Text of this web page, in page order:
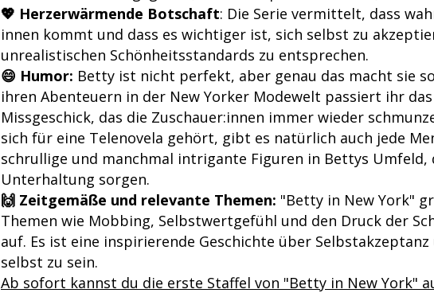
💖 Herzerwärmende Botschaft: Die Serie vermittelt, dass
innen kommt und dass es wichtiger ist, sich selbst zu
unrealistischen Schönheitsstandards zu entsprechen.
😄 Humor: Betty ist nicht perfekt, aber genau das macht sie
ihren Abenteuern in der New Yorker Modewelt passiert ihr
Missgeschick, das die Zuschauer:innen immer wieder
sich für eine Telenovela gehört, gibt es natürlich auch jede
schrullige und manchmal intrigante Figuren in Bettys Umfeld,
Unterhaltung sorgen.
🙌 Zeitgemäße und relevante Themen: "Betty in New York"
Themen wie Mobbing, Selbstwertgefühl und den Druck der
auf. Es ist eine inspirierende Geschichte über
selbst zu sein.
Ab sofort kannst du die erste Staffel von "Betty in New York"